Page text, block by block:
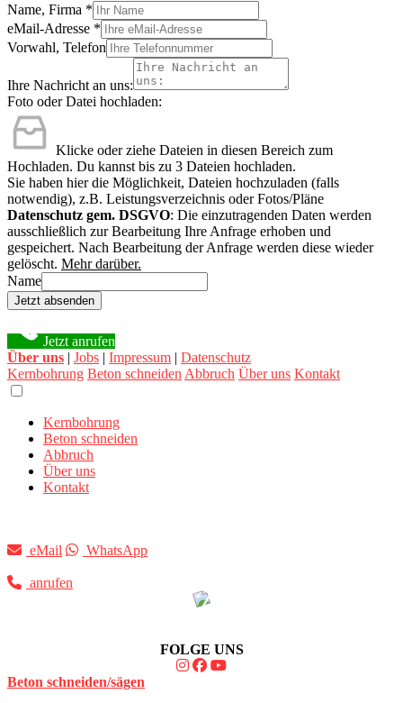
Name, Firma *
eMail-Adresse *
Vorwahl, Telefon
Ihre Nachricht an uns:
Foto oder Datei hochladen:
Klicke oder ziehe Dateien in diesen Bereich zum
Hochladen. Du kannst bis zu 3 Dateien hochladen.
Sie haben hier die Möglichkeit, Dateien hochzuladen (falls
notwendig), z.B. Leistungsverzeichnis oder Fotos/Pläne
Datenschutz gem. DSGVO: Die einzutragenden Daten werden
ausschließlich zur Bearbeitung Ihre Anfrage erhoben und
gespeichert. Nach Bearbeitung der Anfrage werden diese wieder
gelöscht. Mehr darüber.
Name
Jetzt absenden
Jetzt anrufen
Über uns | Jobs | Impressum | Datenschutz
Kernbohrung Beton schneiden Abbruch Über uns Kontakt
Kernbohrung
Beton schneiden
Abbruch
Über uns
Kontakt
eMail WhatsApp
anrufen
FOLGE UNS
Beton schneiden/sägen